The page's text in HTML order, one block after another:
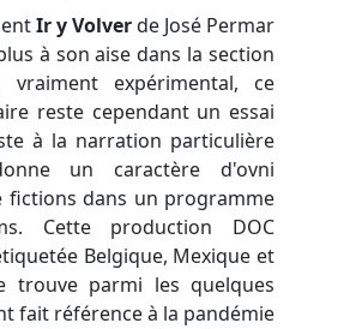
Ir y Volverde José Permar
à son aise dans la section
vraiment expérimental, ce
reste cependant un essai
à la narration particulière
un caractère d'ovni
fictions dans un programme
Cette production DOC
Belgique, Mexique et
trouve parmi les quelques
fait référence à la pandémie